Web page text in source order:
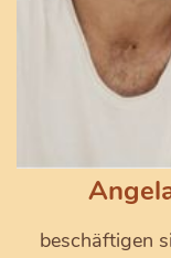
beschäftigen